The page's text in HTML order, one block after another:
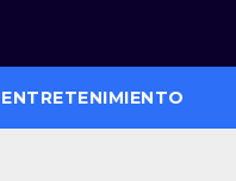
ENTRETENIMIENTO